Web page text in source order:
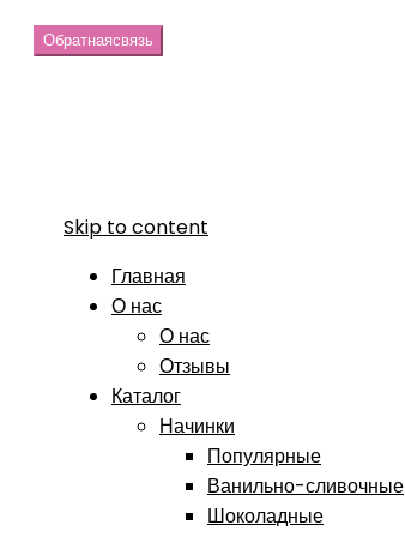
Обратнаясвязь
Skip to content
Главная
О нас
О нас
Отзывы
Каталог
Начинки
Популярные
Ванильно-сливочные
Шоколадные